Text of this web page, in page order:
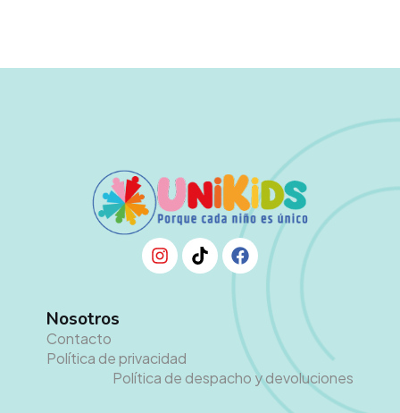
Nosotros
Contacto
Política de privacidad
Política de despacho y devoluciones